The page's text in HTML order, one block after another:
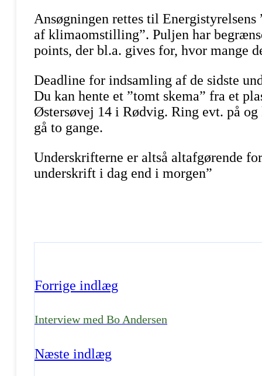
Ansøgningen rettes til
af klimaomstilling”. Puljen har
points, der bl.a. gives for, hvor mange
Deadline for indsamling af de sidste
Du kan hente et ”tomt skema” fra et
Østersøvej 14 i Rødvig. Ring evt. på
gå to gange.
Underskrifterne er altså altafgørende
underskrift i dag end i morgen”
Forrige indlæg
Interview med Bo Andersen
Næste indlæg